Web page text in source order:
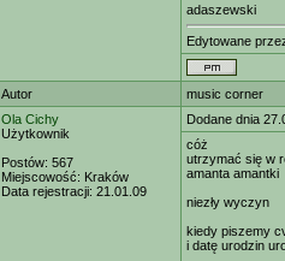
adaszewski
Edytowane
Autor
music corner
Ola Cichy
Użytkownik
Postów: 567
Miejscowość: Kraków
Data rejestracji: 21.01.09
Dodane dnia
cóż
utrzymać się w
amanta amantki
niezły wyczyn
kiedy piszemy
i datę urodzin